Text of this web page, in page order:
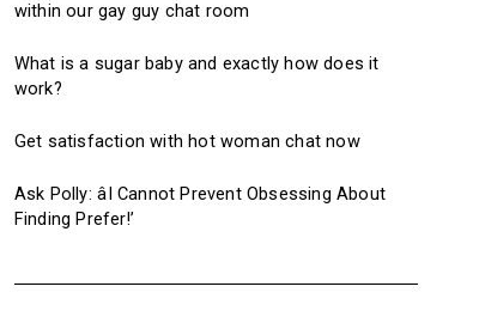
within our gay guy chat room
What is a sugar baby and exactly how does it
work?
Get satisfaction with hot woman chat now
Ask Polly: âI Cannot Prevent Obsessing About
Finding Prefer!’